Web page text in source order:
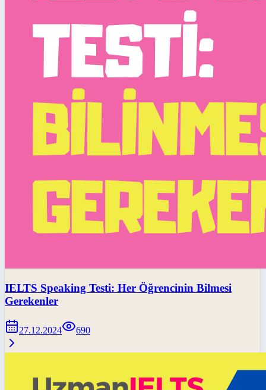
IELTS Speaking Testi: Her Öğrencinin Bilmesi
Gerekenler
27.12.2024 690